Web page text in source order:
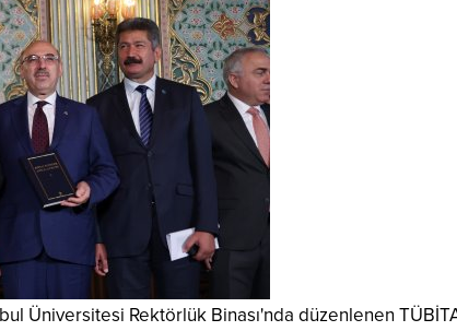
Üniversitesi Rektörlük Binası'nda düzenlenen